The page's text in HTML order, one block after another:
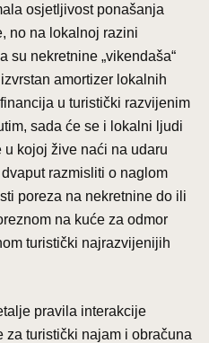
osjetljivost ponašanja
no na lokalnoj razini
su nekretnine „vikendaša“
amortizer lokalnih
u turistički razvijenim
sada će se i lokalni ljudi
kojoj žive naći na udaru
razmisliti o naglom
poreza na nekretnine do ili
na kuće za odmor
turistički najrazvijenijih
pravila interakcije
za turistički najam i obračuna